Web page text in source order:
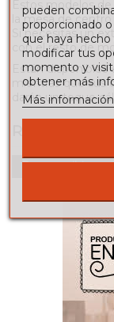
Estos modelos
la mesa de
Si necesitas un
con el resto de
Están
mientras que sus
darán un toque
Para escribir
pueden
proporcionado
que haya
modificar tus
momento y
obtener más
Más información